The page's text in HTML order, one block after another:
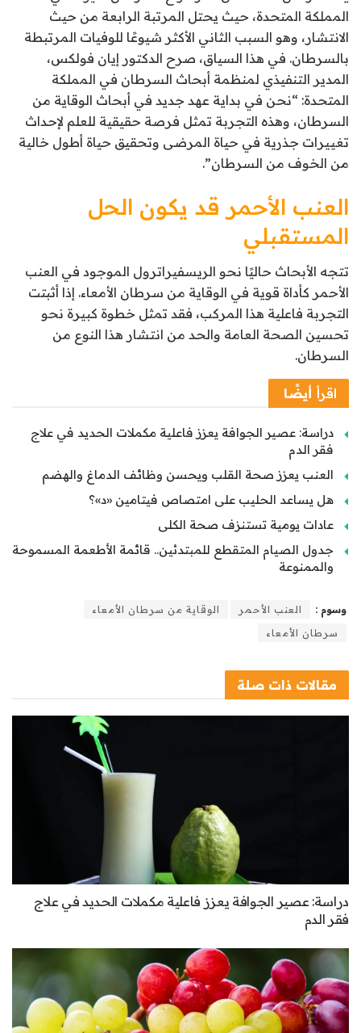
المملكة المتحدة، حيث يحتل المرتبة الرابعة من حيث
الانتشار، وهو السبب الثاني الأكثر شيوعًا للوفيات المرتبطة
بالسرطان. في هذا السياق، صرح الدكتور إيان فولكس،
المدير التنفيذي لمنظمة أبحاث السرطان في المملكة
المتحدة: “نحن في بداية عهد جديد في أبحاث الوقاية من
السرطان، وهذه التجربة تمثل فرصة حقيقية للعلم لإحداث
تغييرات جذرية في حياة المرضى وتحقيق حياة أطول خالية
من الخوف من السرطان”.
العنب الأحمر قد يكون الحل
المستقبلي
تتجه الأبحاث حاليًا نحو الريسفيراترول الموجود في العنب
الأحمر كأداة قوية في الوقاية من سرطان الأمعاء. إذا أثبتت
التجربة فاعلية هذا المركب، فقد تمثل خطوة كبيرة نحو
تحسين الصحة العامة والحد من انتشار هذا النوع من
السرطان.
اقرأ أيضًا
دراسة: عصير الجوافة يعزز فاعلية مكملات الحديد في علاج
فقر الدم
العنب يعزز صحة القلب ويحسن وظائف الدماغ والهضم
هل يساعد الحليب على امتصاص فيتامين «د»؟
عادات يومية تستنزف صحة الكلى
جدول الصيام المتقطع للمبتدئين.. قائمة الأطعمة المسموحة
والممنوعة
وسوم : العنب الأحمر
الوقاية من سرطان الأمعاء
سرطان الأمعاء
مقالات ذات صلة
دراسة: عصير الجوافة يعزز فاعلية مكملات الحديد في علاج
فقر الدم